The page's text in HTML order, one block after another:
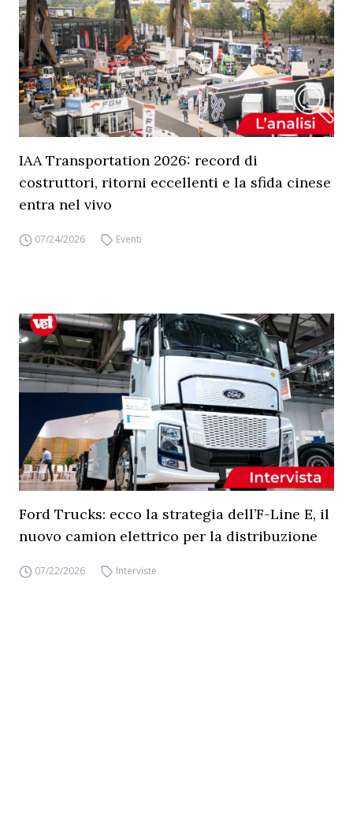
IAA Transportation 2026: record di
costruttori, ritorni eccellenti e la sfida cinese
entra nel vivo
07/24/2026 Eventi
Ford Trucks: ecco la strategia dell’F-Line E, il
nuovo camion elettrico per la distribuzione
07/22/2026 Interviste